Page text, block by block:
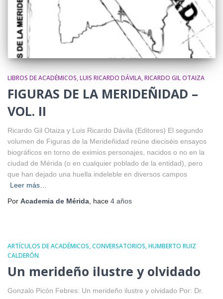
LIBROS DE ACADÉMICOS LUIS RICARDO DÁVILA RICARDO GIL OTAIZA
FIGURAS DE LA MERIDEÑIDAD –
VOL. II
Ricardo Gil Otaiza y Luis Ricardo Dávila (Editores) El segundo
volumen de Figuras de la Merideñidad reúne dieciséis ensayos
biográficos en torno de eximios personajes, nacidos o no en la
ciudad de Mérida (o en cualquier poblado de la entidad), pero
que han dejado una huella indeleble en diversos campos
Leer más…
Por Academia de Mérida , hace 4 años
ARTÍCULOS DE ACADÉMICOS CONVERSATORIOS HUMBERTO RUIZ
CALDERÓN
Un merideño ilustre y olvidado
Gonzalo Picón Febres: Un merideño ilustre y olvidado Por: Dr.